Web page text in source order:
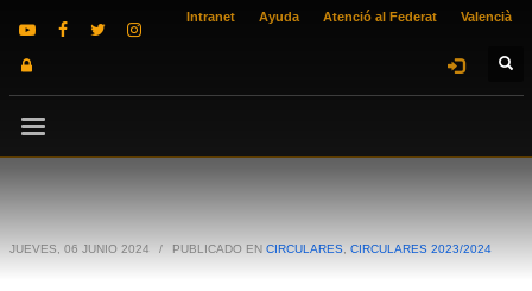
Intranet Ayuda Atenció al Federat Valencià
JUEVES, 06 JUNIO 2024 / PUBLICADO EN CIRCULARES CIRCULARES 2023/2024